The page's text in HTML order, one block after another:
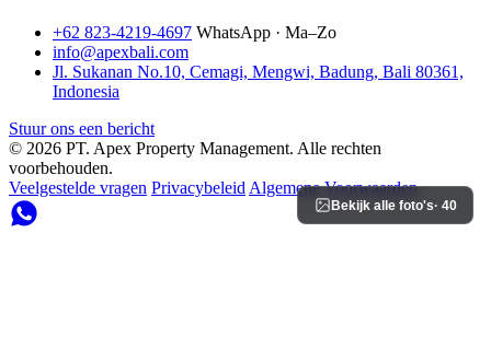
Bekijk alle foto's· 40
+62 823-4219-4697 WhatsApp · Ma–Zo
info@apexbali.com
Jl. Sukanan No.10, Cemagi, Mengwi, Badung, Bali 80361,
Indonesia
Stuur ons een bericht
© 2026 PT. Apex Property Management. Alle rechten
voorbehouden.
Veelgestelde vragen Privacybeleid Algemene Voorwaarden